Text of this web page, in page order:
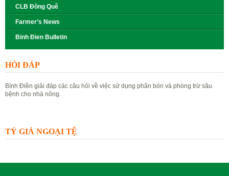
CLB Đồng Quê
Farmer’s News
Binh Đien Bulletin
HỎI ĐÁP
Bình Điền giải đáp các câu hỏi về việc sử dụng phân bón và phòng trừ sâu
bệnh cho nhà nông.
TỶ GIÁ NGOẠI TỆ